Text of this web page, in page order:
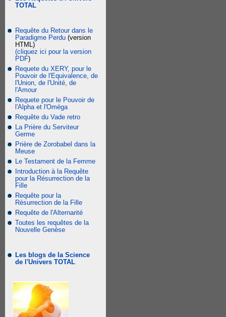
TOTAL
Requête du Retour dans le
Paradigme Perdu (version
HTML)
(cliquez ici pour la version
PDF)
Requete du XERY, pour le
Pouvoir de l'Equivalence, de
l'Union, de l'Unité, de
l'Amour
Requete pour le Pouvoir de
l'Alpha et l'Oméga
Requête du Vade retro
La Prière du Serviteur
Germe
Prière de Zorobabel dans la
Meuse
Le Testament de la Femme
Introduction à la Requête
pour la Résurrection de la
Fille
Requête pour la
Résurrection de la Fille
Requête de l'Alternarité
Toutes les requêtes de la
Nouvelle Genèse
Les blogs de la Science
de l'Univers TOTAL